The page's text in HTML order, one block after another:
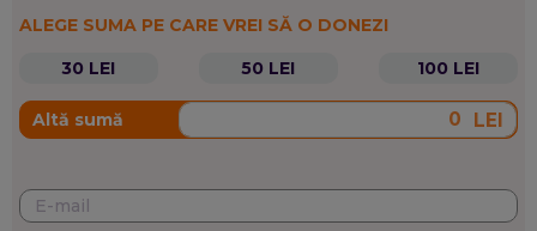
ALEGE SUMA PE CARE VREI SĂ O DONEZI
30 LEI
50 LEI 100 LEI
Altă sumă LEI